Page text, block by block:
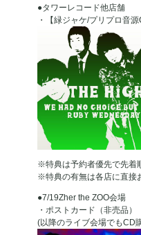
●タワーレコード他店舗
・【緑ジャケ/プリプロ音
※特典は予約者優先で先着
※特典の有無は各店に直接
●7/19Zher the ZOO会場
・ポストカード（非売品）
(以降のライブ会場でもCD